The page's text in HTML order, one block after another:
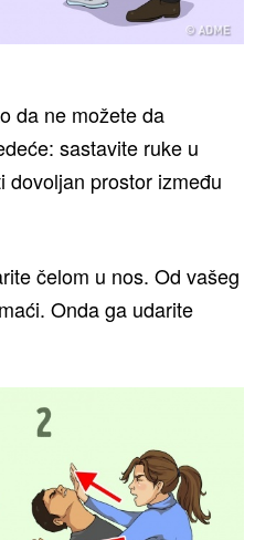
da ne možete da
sastavite ruke u
dovoljan prostor između
čelom u nos. Od vašeg
Onda ga udarite